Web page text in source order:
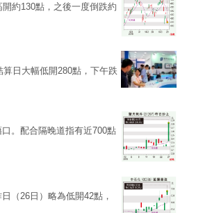
約130點，之後一度倒跌約
日大幅低開280點，下午跌
。配合隔晚道指有近700點
（26日）略為低開42點，